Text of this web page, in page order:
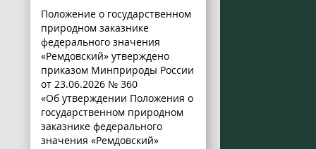
Положение о государственном
природном заказнике
федерального значения
«Ремдовский» утверждено
приказом Минприроды России
от 23.06.2026 № 360
«Об утверждении Положения о
государственном природном
заказнике федерального
значения «Ремдовский»